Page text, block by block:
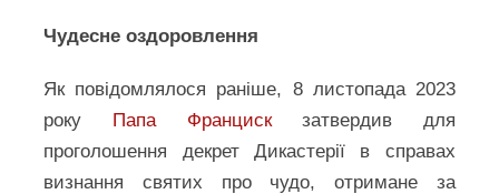
Чудесне оздоровлення
Як повідомлялося раніше, 8 листопада 2023
року Папа Францискзатвердив для
проголошення декрет Дикастерії в справах
визнання святих про чудо, отримане за